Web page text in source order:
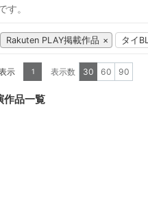
す。
Rakuten PLAY掲載作品 タイBL
示 1 表示数 30 60 90
作品一覧